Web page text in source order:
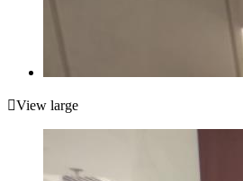
View large